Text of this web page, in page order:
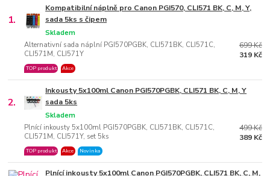
1.
Kompatibilní náplně pro Canon PGI570, CLI571 BK, C, M, Y,
sada 5ks s čipem
Alternativní sada náplní PGI570PGBK, CLI571BK, CLI571C,
CLI571M, CLI571Y
Skladem
TOP produkt Akce
699 Kč
319 Kč
2.
Inkousty 5x100ml Canon PGI570PGBK, CLI571 BK, C, M, Y
sada 5ks
Plnící inkousty 5x100ml PGI570PGBK, CLI571BK, CLI571C,
CLI571M, CLI571Y, set 5ks
Skladem
TOP produkt Akce Novinka
499 Kč
389 Kč
Plnící inkousty 5x100ml Canon PGI570PGBK, CLI571 BK, C, M,